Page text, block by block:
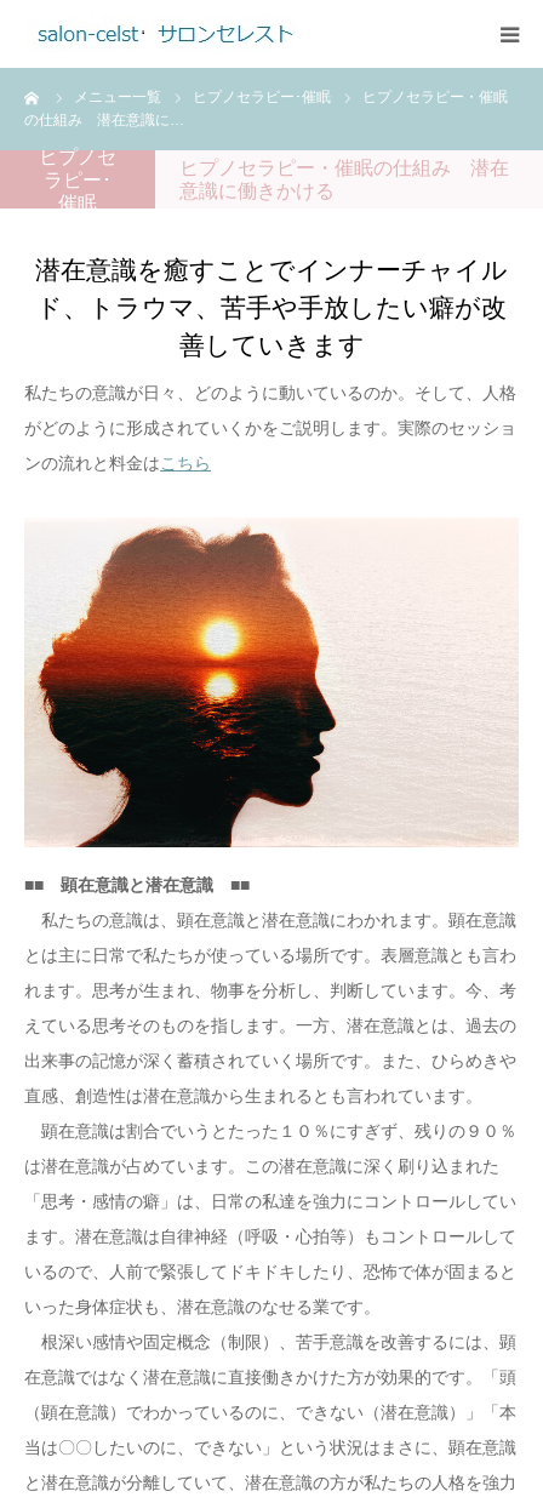
メニュー一覧 ヒプノセラピー･催眠
ヒプノセラピー・催眠
の仕組み 潜在意識に…
ヒプノセ
ラピー･
催眠
ヒプノセラピー・催眠の仕組み 潜在
意識に働きかける
潜在意識を癒すことでインナーチャイル
ド、トラウマ、苦手や手放したい癖が改
善していきます
私たちの意識が日々、どのように動いているのか。そして、人格
がどのように形成されていくかをご説明します。実際のセッショ
ンの流れと料金はこちら
■■ 顕在意識と潜在意識 ■■
私たちの意識は、顕在意識と潜在意識にわかれます。顕在意識
とは主に日常で私たちが使っている場所です。表層意識とも言わ
れます。思考が生まれ、物事を分析し、判断しています。今、考
えている思考そのものを指します。一方、潜在意識とは、過去の
出来事の記憶が深く蓄積されていく場所です。また、ひらめきや
直感、創造性は潜在意識から生まれるとも言われています。
顕在意識は割合でいうとたった１０％にすぎず、残りの９０％
は潜在意識が占めています。この潜在意識に深く刷り込まれた
「思考・感情の癖」は、日常の私達を強力にコントロールしてい
ます。潜在意識は自律神経（呼吸・心拍等）もコントロールして
いるので、人前で緊張してドキドキしたり、恐怖で体が固まると
いった身体症状も、潜在意識のなせる業です。
根深い感情や固定概念（制限）、苦手意識を改善するには、顕
在意識ではなく潜在意識に直接働きかけた方が効果的です。「頭
（顕在意識）でわかっているのに、できない（潜在意識）」「本
当は〇〇したいのに、できない」という状況はまさに、顕在意識
と潜在意識が分離していて、潜在意識の方が私たちの人格を強力
ホーム
メニュー
アクセス
コラム